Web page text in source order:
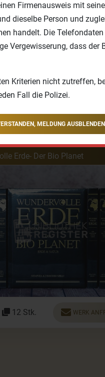
Firmenausweis mit
dieselbe Person und
handelt. Die
Vergewisserung, dass der
Kriterien nicht zutreffen,
Fall die Polizei.
MELDUNG AUSBLENDEN
Erde- Der Bio Planet
12 Stk. WERK